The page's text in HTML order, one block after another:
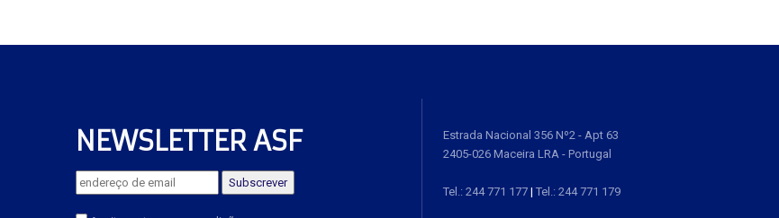
NEWSLETTER ASF
Estrada Nacional 356 Nº2 - Apt 63
2405-026 Maceira LRA - Portugal
Tel.: 244 771 177 | Tel.: 244 771 179